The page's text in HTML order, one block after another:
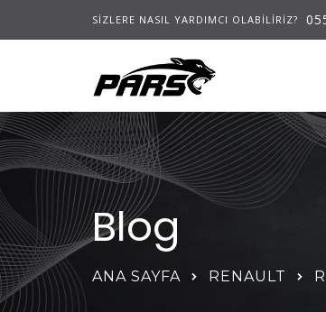
SIZLERE NASIL YARDIMCI OLABILIRIZ?
Blog
ANA SAYFA RENAULT